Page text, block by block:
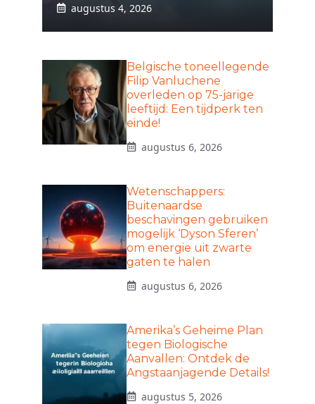
augustus 4, 2026
Belgische toneellegende
Filip Vanluchene
overleden op 75-jarige
leeftijd: Een tijdperk ten
einde!
augustus 6, 2026
Wetenschappers:
Buitenaardse
beschavingen gebruiken
mogelijk ‘Dyson Sferen’
om energie uit zwarte
gaten te halen
augustus 6, 2026
Amerika’s Geheime Plan
tegen Biologische
Aanvallen: Ontdek de
Angstaanjagende Details!
augustus 5, 2026